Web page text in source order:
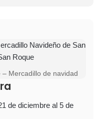
Mercadillo de navidad
de diciembre al 5 de